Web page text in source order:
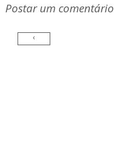
Postar um comentário
‹